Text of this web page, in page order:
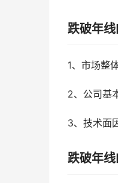
跌破年线
1、市场整
2、公司基
3、技术面
跌破年